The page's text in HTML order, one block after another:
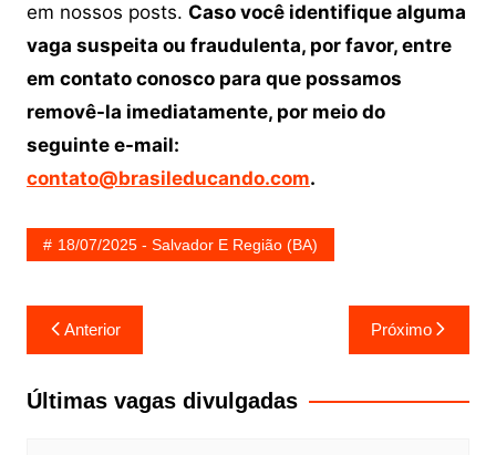
em nossos posts. Caso você identifique alguma
vaga suspeita ou fraudulenta, por favor, entre
em contato conosco para que possamos
removê-la imediatamente, por meio do
seguinte e-mail:
contato@brasileducando.com.
18/07/2025 - Salvador E Região (BA)
Navegação
de
Post
Anterior Próximo
Últimas vagas divulgadas